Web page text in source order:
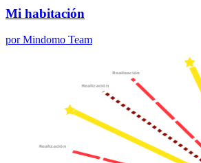
Mi habitación
por Mindomo Team